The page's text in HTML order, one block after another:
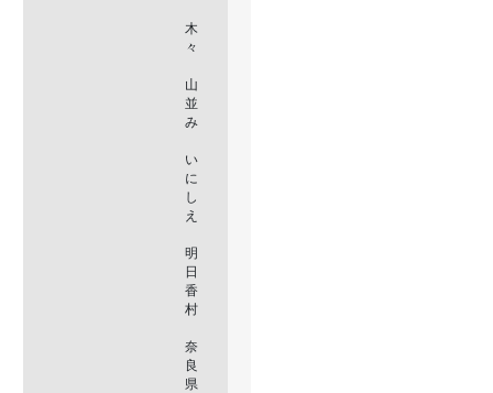
木
々
山
並
み
い
に
し
え
明
日
香
村
奈
良
県